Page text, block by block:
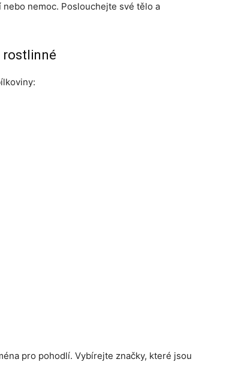
nemoc. Poslouchejte své tělo a
rostlinné
pro pohodlí. Vybírejte značky, které jsou